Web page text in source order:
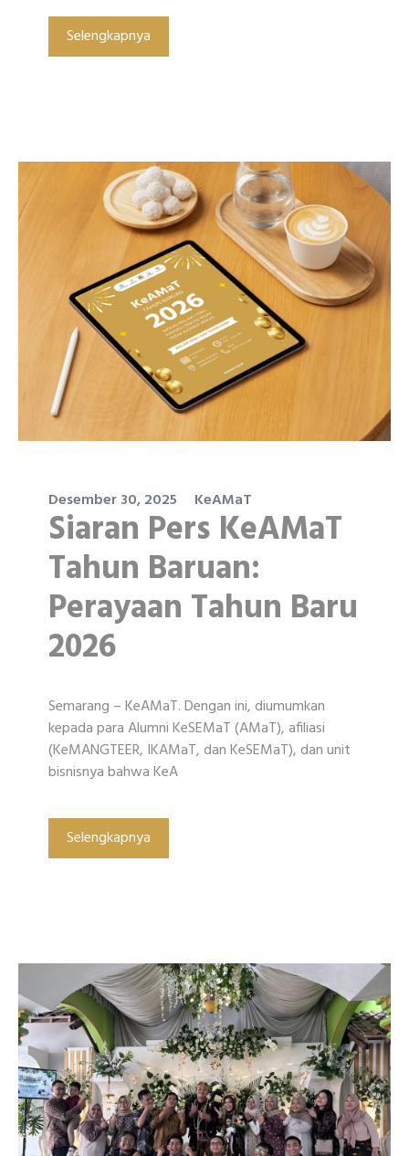
Selengkapnya
Desember 30, 2025 KeAMaT
Siaran Pers KeAMaT
Tahun Baruan:
Perayaan Tahun Baru
2026
Semarang – KeAMaT. Dengan ini, diumumkan
kepada para Alumni KeSEMaT (AMaT), afiliasi
(KeMANGTEER, IKAMaT, dan KeSEMaT), dan unit
bisnisnya bahwa KeA
Selengkapnya